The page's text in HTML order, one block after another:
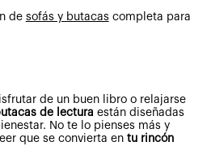
de sofás y butacas completa para
de un buen libro o relajarse
de lectura están diseñadas
No te lo pienses más y
que se convierta en tu rincón